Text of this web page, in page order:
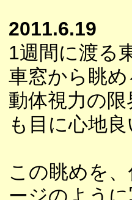
2011.6.19
1週間に渡る
車窓から眺
動体視力の
も目に心地良
この眺めを